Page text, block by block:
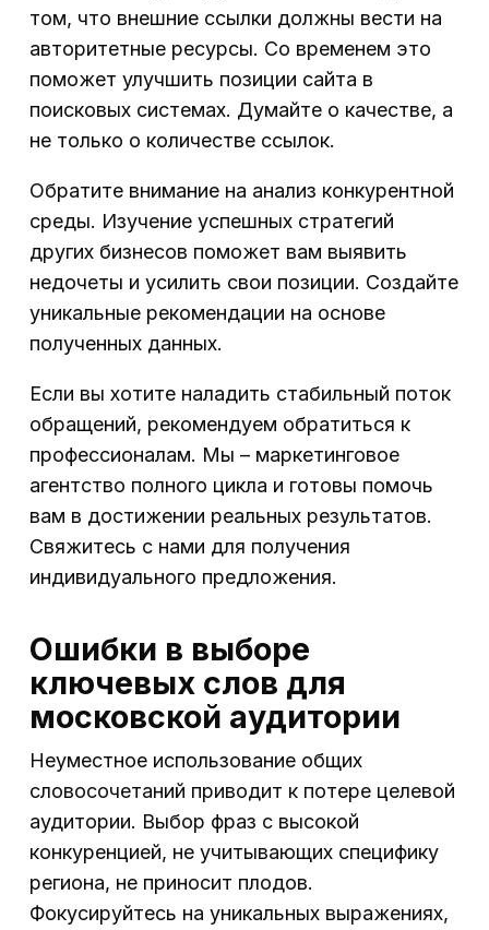
том, что внешние ссылки должны вести на
авторитетные ресурсы. Со временем это
поможет улучшить позиции сайта в
поисковых системах. Думайте о качестве, а
не только о количестве ссылок.
Обратите внимание на анализ конкурентной
среды. Изучение успешных стратегий
других бизнесов поможет вам выявить
недочеты и усилить свои позиции. Создайте
уникальные рекомендации на основе
полученных данных.
Если вы хотите наладить стабильный поток
обращений, рекомендуем обратиться к
профессионалам. Мы – маркетинговое
агентство полного цикла и готовы помочь
вам в достижении реальных результатов.
Свяжитесь с нами для получения
индивидуального предложения.
Ошибки в выборе
ключевых слов для
московской аудитории
Неуместное использование общих
словосочетаний приводит к потере целевой
аудитории. Выбор фраз с высокой
конкуренцией, не учитывающих специфику
региона, не приносит плодов.
Фокусируйтесь на уникальных выражениях,